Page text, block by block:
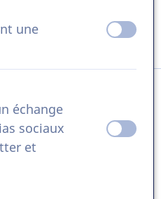
une
éteint
échange
sociaux
et
éteint